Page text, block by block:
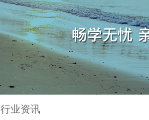
行业资讯